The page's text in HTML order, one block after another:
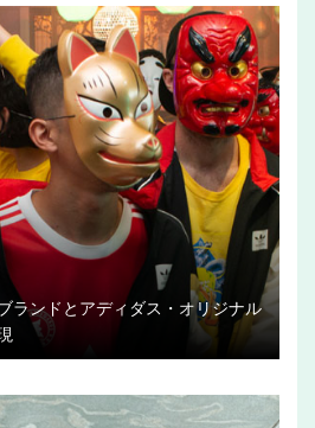
ランドとアディダス・オリジナル